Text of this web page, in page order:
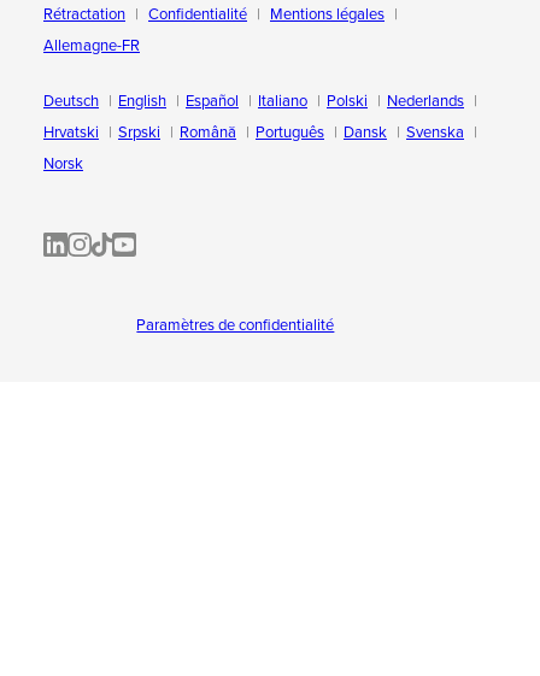
Rétractation
Confidentialité
Mentions légales
Allemagne-FR
Deutsch English Español Italiano Polski
Nederlands
Hrvatski
Srpski Română Português Dansk
Svenska
Norsk
ALL-INKL.COM | LinkedIn
ALL-INKL.COM • Instagram photos and videos
ALL-INKL.COM | TikTok
ALLINKL.COM - YouTube
Paramètres de confidentialité